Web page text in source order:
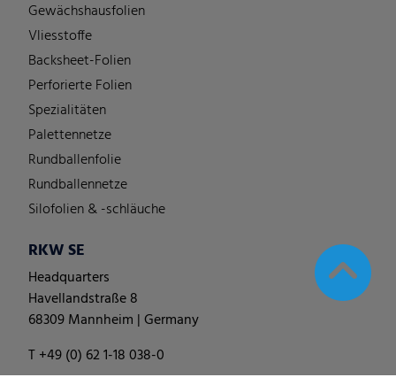
Gewächshausfolien
Vliesstoffe
Backsheet-Folien
Perforierte Folien
Spezialitäten
Palettennetze
Rundballenfolie
Rundballennetze
Silofolien & -schläuche
RKW SE
Headquarters
Havellandstraße 8
68309 Mannheim | Germany
T +49 (0) 62 1-18 038-0